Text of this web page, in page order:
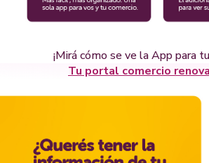
¡Mirá cómo se ve la App para
Tu portal comercio